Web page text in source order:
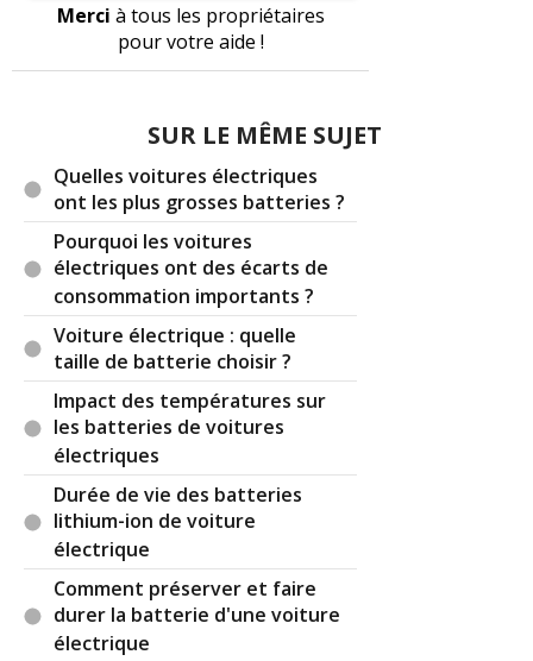
Merci à tous les propriétaires
pour votre aide !
SUR LE MÊME SUJET
Quelles voitures électriques
ont les plus grosses batteries ?
Pourquoi les voitures
électriques ont des écarts de
consommation importants ?
Voiture électrique : quelle
taille de batterie choisir ?
Impact des températures sur
les batteries de voitures
électriques
Durée de vie des batteries
lithium-ion de voiture
électrique
Comment préserver et faire
durer la batterie d'une voiture
électrique